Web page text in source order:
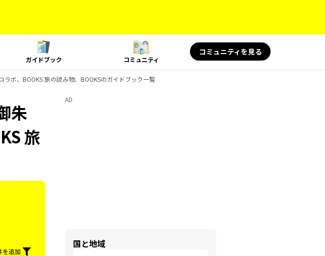
ガイドブック コミュニティ
コミュニティを見る
ボ、BOOKS 旅の読み物、BOOKSのガイドブック一覧
朱
旅
を追加
AD
国と地域